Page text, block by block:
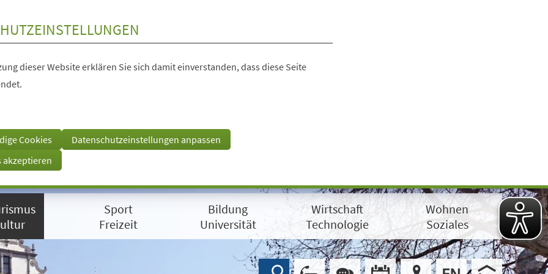
dieser Website erklären Sie sich damit einverstanden, dass diese Seite
Cookies
Datenschutzeinstellungen anpassen
akzeptieren
Sport
Freizeit
Bildung
Universität
Wirtschaft
Technologie
Wohnen
Soziales